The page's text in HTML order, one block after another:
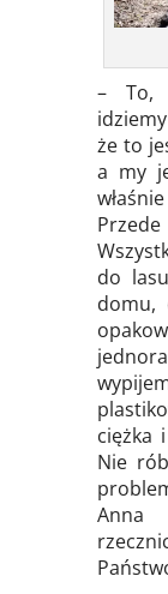
– To,
że to
a my
do
domu,
ciężka
Nie
Anna